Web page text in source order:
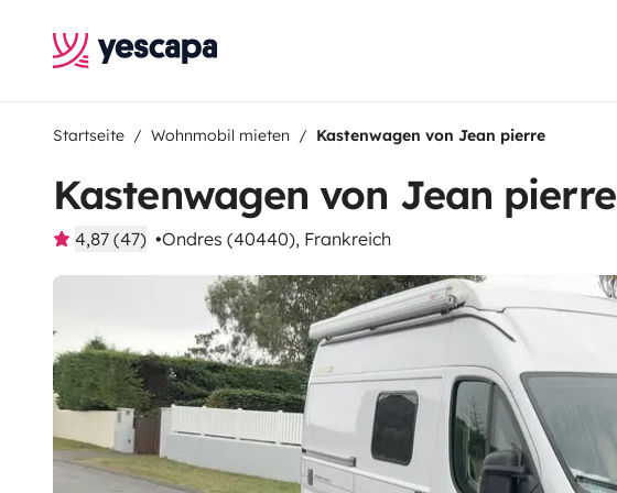
Startseite Wohnmobil mieten Kastenwagen von Jean pierre
Kastenwagen von Jean pierre
4,87 (47) Ondres (40440), Frankreich